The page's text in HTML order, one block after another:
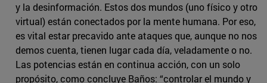
y la desinformación. Estos dos mundos (uno físico y otro
virtual) están conectados por la mente humana. Por eso,
es vital estar precavido ante ataques que, aunque no nos
demos cuenta, tienen lugar cada día, veladamente o no.
Las potencias están en continua acción, con un solo
propósito, como concluye Baños: “controlar el mundo y